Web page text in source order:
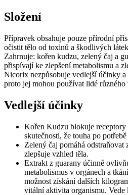
Složení
Přípravek obsahuje pouze přírodní
očistit tělo od toxinů a škodlivých
Zahrnuje: kořen kudzu, zelený čaj a
přispívají ke zlepšení metabolismu a
Nicorix nezpůsobuje vedlejší účinky a
proto jej mohou používat lidé různého
Vedlejší účinky
Kořen Kudzu blokuje
skutečnosti, že touha po
Zelený čaj pomáhá
zlepšuje vzhled těla.
Extrakt z guarany účinně
metabolismus v orgánech a
možnost získání dalších
vitální aktivita organismu. Vede